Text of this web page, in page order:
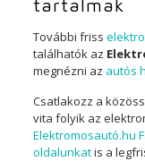
tartalmak
További friss
találhatók az
megnézni az autós
Csatlakozz a
vita folyik az
Elektromosautó.hu
oldalunkatis a